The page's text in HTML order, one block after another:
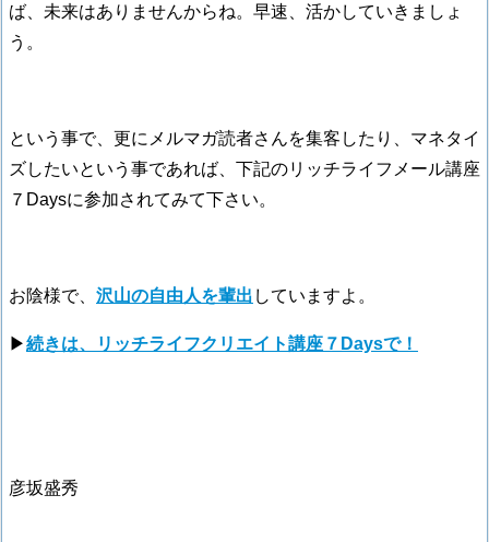
ば、未来はありませんからね。早速、活かしていきましょ
う。
という事で、更にメルマガ読者さんを集客したり、マネタイ
ズしたいという事であれば、下記のリッチライフメール講座
７Daysに参加されてみて下さい。
お陰様で、 沢山の自由人を輩出 していますよ。
▶続きは、リッチライフクリエイト講座７Daysで！
彦坂盛秀